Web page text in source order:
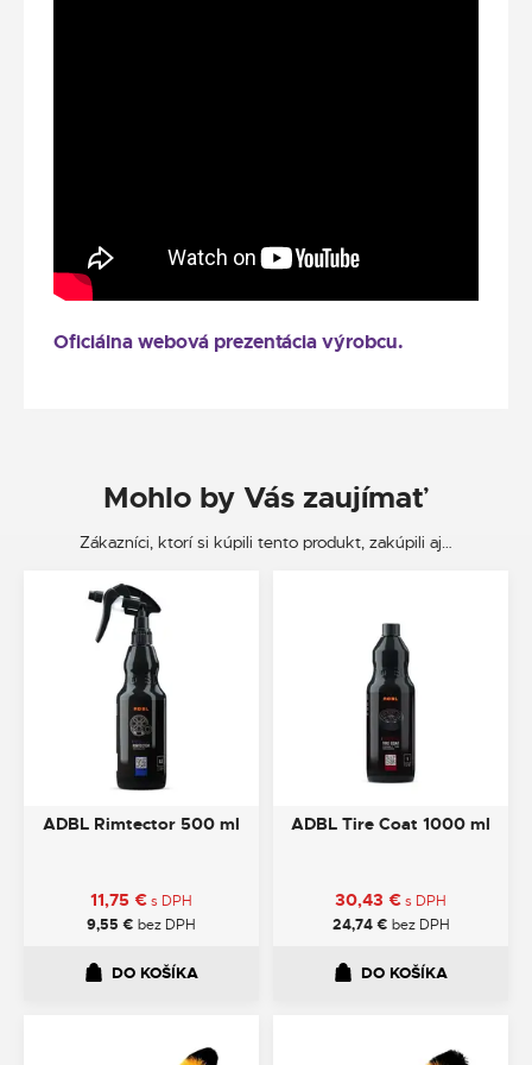
Oficiálna webová prezentácia výrobcu.
Mohlo by Vás zaujímať
Zákazníci, ktorí si kúpili tento produkt, zakúpili aj…
ADBL Rimtector 500 ml
11,75 €s DPH
9,55 € bez DPH
DO KOŠÍKA
ADBL Tire Coat 1000 ml
30,43 €s DPH
24,74€ bez DPH
DO KOŠÍKA